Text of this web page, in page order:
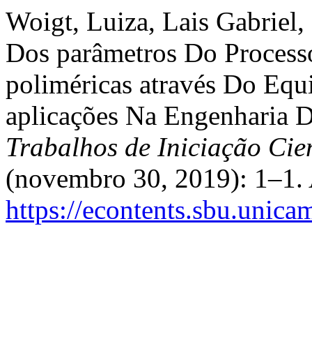
Woigt, Luiza, Lais Gabriel,
Dos parâmetros Do
poliméricas através Do
aplicações Na Engenharia
Trabalhos de Iniciação
(novembro 30, 2019): 1–1.
https://